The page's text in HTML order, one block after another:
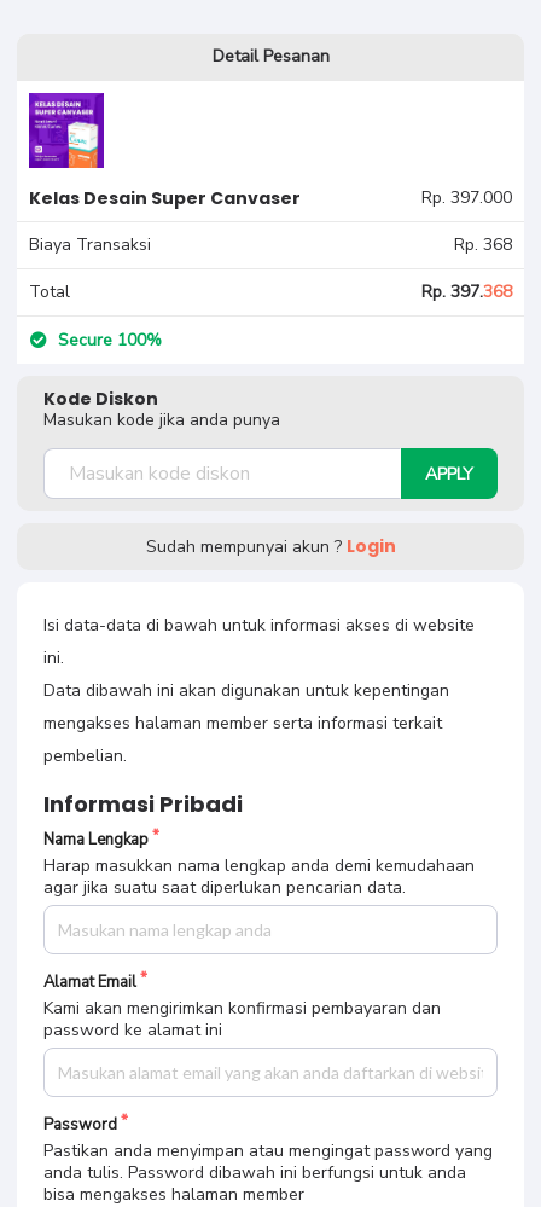
Detail Pesanan
Kelas Desain Super Canvaser Rp. 397.000
Biaya Transaksi Rp. 368
Total Rp. 397.368
Secure 100%
Kode Diskon
Masukan kode jika anda punya
APPLY
Sudah mempunyai akun ? Login
Isi data-data di bawah untuk informasi akses di website
ini.
Data dibawah ini akan digunakan untuk kepentingan
mengakses halaman member serta informasi terkait
pembelian.
Informasi Pribadi
Nama Lengkap
Harap masukkan nama lengkap anda demi kemudahaan
agar jika suatu saat diperlukan pencarian data.
Alamat Email
Kami akan mengirimkan konfirmasi pembayaran dan
password ke alamat ini
Password
Pastikan anda menyimpan atau mengingat password yang
anda tulis. Password dibawah ini berfungsi untuk anda
bisa mengakses halaman member